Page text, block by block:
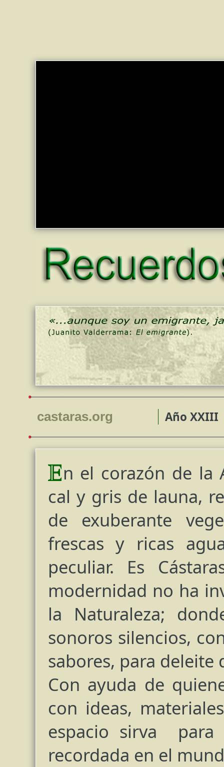
castaras.net
org Año XXIII
n el corazón de la
cal y gris de launa,
de exuberante
frescas y ricas
peculiar. Es
modernidad no ha
la Naturaleza;
sonoros silencios,
sabores, para deleite
Con ayuda de
con ideas,
espacio sirva para
recordada en el